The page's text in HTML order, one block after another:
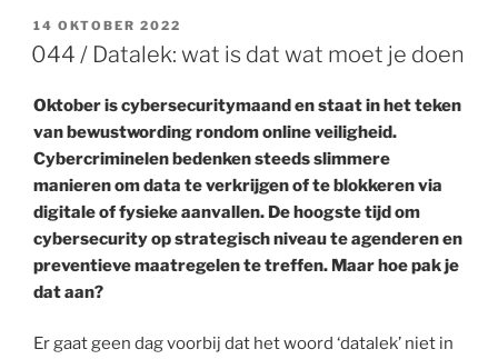
GEPLAATST
OP
14 OKTOBER 2022
044 / Datalek: wat is dat wat moet je doen
Oktober is cybersecuritymaand en staat in het teken
van bewustwording rondom online veiligheid.
Cybercriminelen bedenken steeds slimmere
manieren om data te verkrijgen of te blokkeren via
digitale of fysieke aanvallen. De hoogste tijd om
cybersecurity op strategisch niveau te agenderen en
preventieve maatregelen te treffen. Maar hoe pak je
dat aan?
Er gaat geen dag voorbij dat het woord ‘datalek’ niet in